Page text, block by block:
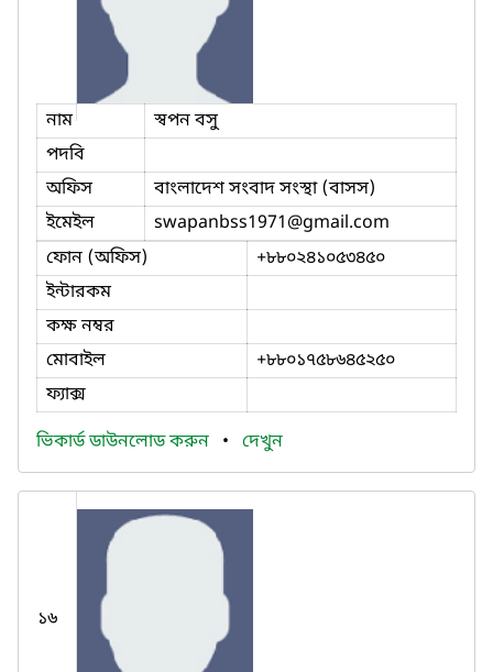
নাম
স্বপন বসু
পদবি
অফিস
বাংলাদেশ সংবাদ সংস্থা (বাসস)
ইমেইল
swapanbss1971@gmail.com
ফোন (অফিস)
+৮৮০২৪১০৫৩৪৫০
ইন্টারকম
কক্ষ নম্বর
মোবাইল
+৮৮০১৭৫৮৬৪৫২৫০
ফ্যাক্স
ভিকার্ড ডাউনলোড করুন • দেখুন
১৬